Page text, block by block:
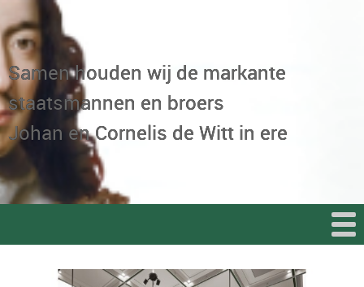
Samen houden wij de markante
staatsmannen en broers
Johan en Cornelis de Witt in ere